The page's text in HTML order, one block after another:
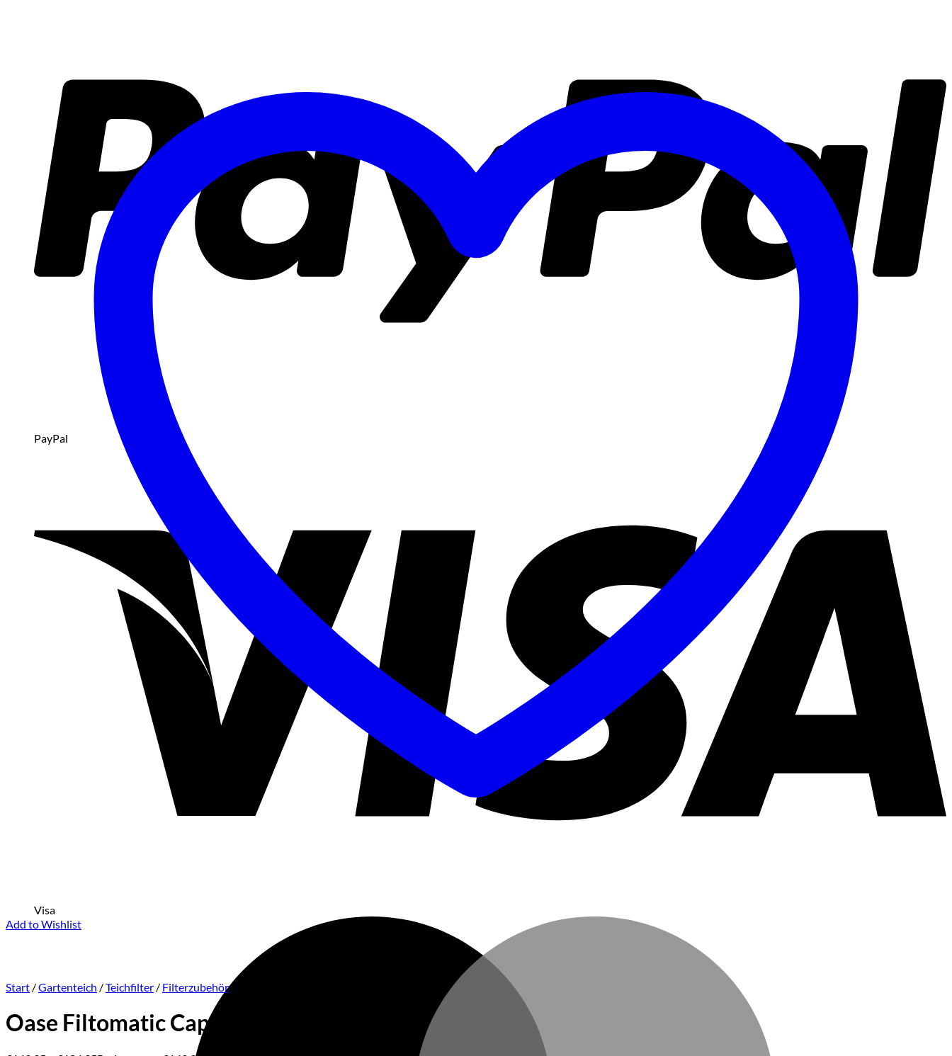
PayPal
Visa
Add to Wishlist
Start /Gartenteich /Teichfilter / Filterzubehör
Oase Filtomatic Cap